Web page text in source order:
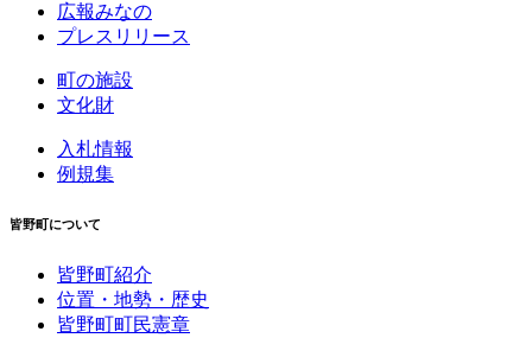
広報みなの
プレスリリース
町の施設
文化財
入札情報
例規集
皆野町について
皆野町紹介
位置・地勢・歴史
皆野町町民憲章